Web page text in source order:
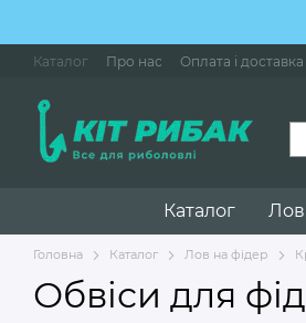
Каталог Про нас Оплата і доставка
Каталог Лов
Головна Каталог Лов на фідер
Обвіси для